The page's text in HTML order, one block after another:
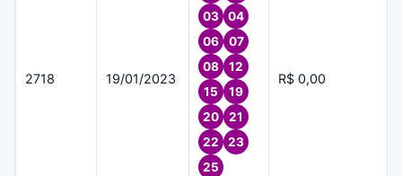
2718 19/01/2023
03
04
06
07
08
12
15
19
20
21
22
23
25
R$ 0,00